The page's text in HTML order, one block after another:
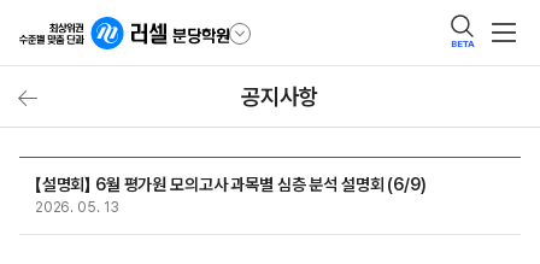
BETA
공지사항
【설명회】 6월 평가원 모의고사 과목별 심층 분석 설명회 (6/9)
2026. 05. 13